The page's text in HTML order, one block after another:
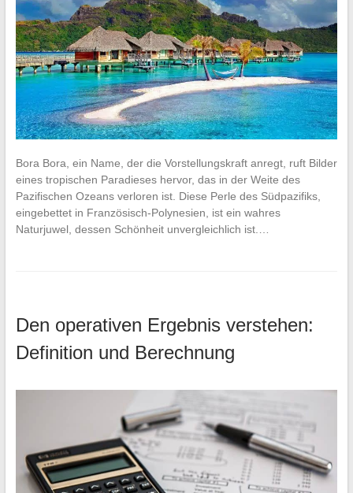
Bora Bora, ein Name, der die Vorstellungskraft anregt, ruft Bilder
eines tropischen Paradieses hervor, das in der Weite des
Pazifischen Ozeans verloren ist. Diese Perle des Südpazifiks,
eingebettet in Französisch-Polynesien, ist ein wahres
Naturjuwel, dessen Schönheit unvergleichlich ist.…
Den operativen Ergebnis verstehen:
Definition und Berechnung